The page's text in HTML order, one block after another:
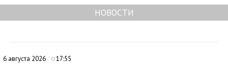
НОВОСТИ
6 августа 2026 17:55